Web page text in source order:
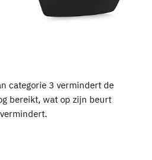
categorie 3 vermindert de
bereikt, wat op zijn beurt